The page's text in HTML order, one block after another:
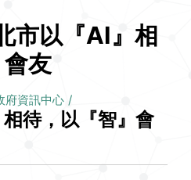
市以『AI』相
友
府資訊中心
待，以『智』會